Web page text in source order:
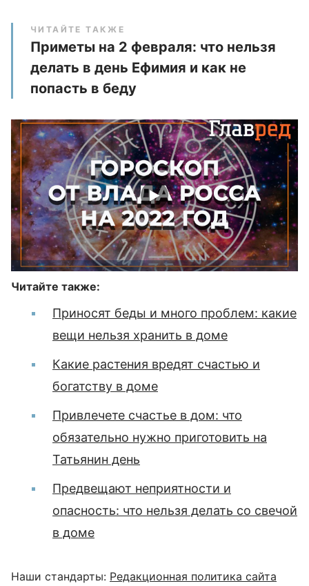
ЧИТАЙТЕ ТАКЖЕ
Приметы на 2 февраля: что нельзя
делать в день Ефимия и как не
попасть в беду
Читайте также:
Приносят беды и много проблем: какие
вещи нельзя хранить в доме
Какие растения вредят счастью и
богатству в доме
Привлечете счастье в дом: что
обязательно нужно приготовить на
Татьянин день
Предвещают неприятности и
опасность: что нельзя делать со свечой
в доме
Наши стандарты: Редакционная политика сайта